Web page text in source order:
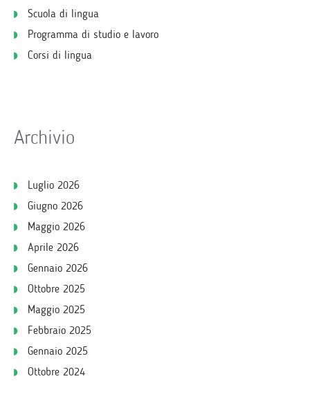
Scuola di lingua
Programma di studio e lavoro
Corsi di lingua
Archivio
Luglio 2026
Giugno 2026
Maggio 2026
Aprile 2026
Gennaio 2026
Ottobre 2025
Maggio 2025
Febbraio 2025
Gennaio 2025
Ottobre 2024